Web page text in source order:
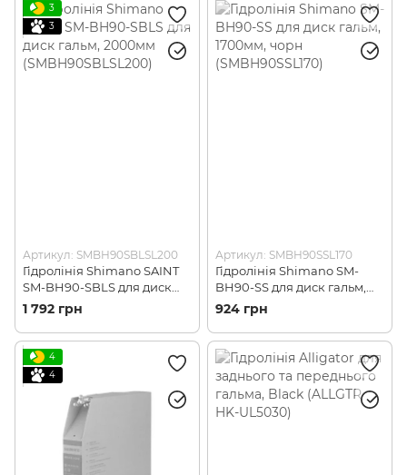
3
3
Артикул: SMBH90SBLSL200
Гідролінія Shimano SAINT
SM-BH90-SBLS для диск
гальм, 2000мм
(SMBH90SBLSL200)
1 792 грн
Артикул: SMBH90SSL170
Гідролінія Shimano SM-
BH90-SS для диск гальм,
1700мм, чорн
(SMBH90SSL170)
924 грн
4
4